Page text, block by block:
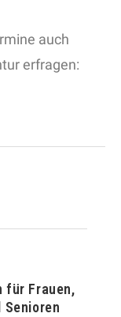
auch
erfragen:
für Frauen,
Senioren